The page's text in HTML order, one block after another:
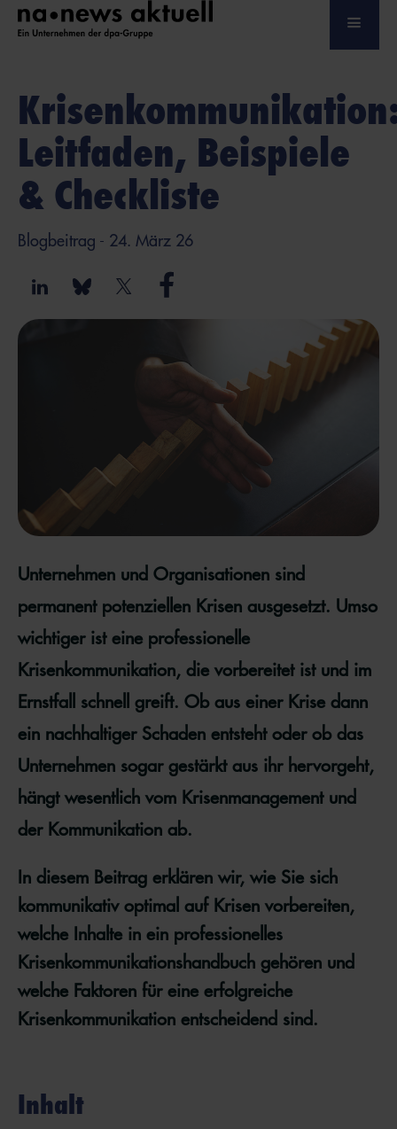
Leitfaden, Beispiele
& Checkliste
Blogbeitrag - 24. März 26
Unternehmen und Organisationen sind
permanent potenziellen Krisen ausgesetzt. Umso
wichtiger ist eine professionelle
Krisenkommunikation, die vorbereitet ist und im
Ernstfall schnell greift. Ob aus einer Krise dann
ein nachhaltiger Schaden entsteht oder ob das
Unternehmen sogar gestärkt aus ihr hervorgeht,
hängt wesentlich vom Krisenmanagement und
der Kommunikation ab.
In diesem Beitrag erklären wir, wie Sie sich
kommunikativ optimal auf Krisen vorbereiten,
welche Inhalte in ein professionelles
Krisenkommunikationshandbuch gehören und
welche Faktoren für eine erfolgreiche
Krisenkommunikation entscheidend sind.
Inhalt